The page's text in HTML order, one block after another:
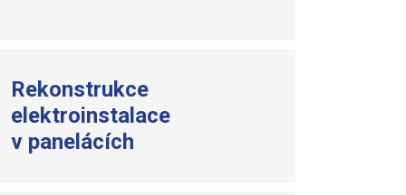
Rekonstrukce
elektroinstalace
v panelácích